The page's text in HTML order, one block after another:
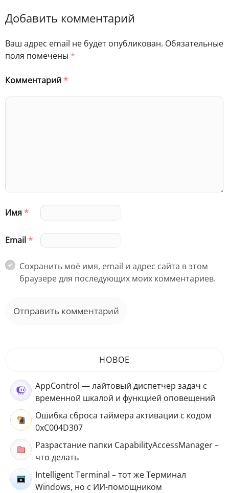
Добавить комментарий
Ваш адрес email не будет опубликован. Обязательные
поля помечены *
Комментарий*
Имя*
Email*
Сохранить моё имя, email и адрес сайта в этом
браузере для последующих моих комментариев.
НОВОЕ
AppControl — лайтовый диспетчер задач с
временной шкалой и функцией оповещений
Ошибка сброса таймера активации с кодом
0xC004D307
Разрастание папки CapabilityAccessManager –
что делать
Intelligent Terminal – тот же Терминал
Windows, но с ИИ-помощником